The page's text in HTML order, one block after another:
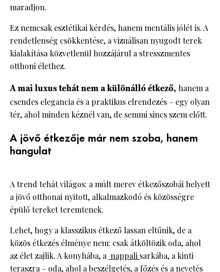
maradjon.
Ez nemcsak esztétikai kérdés, hanem mentális jólét is. A
rendetlenség csökkentése, a vizuálisan nyugodt terek
kialakítása közvetlenül hozzájárul a stresszmentes
otthoni élethez.
A mai luxus tehát nem a különálló étkező, hanem a
csendes elegancia és a praktikus elrendezés – egy olyan
tér, ahol minden kéznél van, de semmi sincs szem előtt.
A jövő étkezője már nem szoba, hanem
hangulat
A trend tehát világos: a múlt merev étkezőszobái helyett
a jövő otthonai nyitott, alkalmazkodó és közösségre
épülő tereket teremtenek.
Lehet, hogy a klasszikus étkező lassan eltűnik, de a
közös étkezés élménye nem: csak átköltözik oda, ahol
az élet zajlik. A konyhába, a nappali sarkába, a kinti
teraszra – oda, ahol a beszélgetés, a főzés és a nevetés